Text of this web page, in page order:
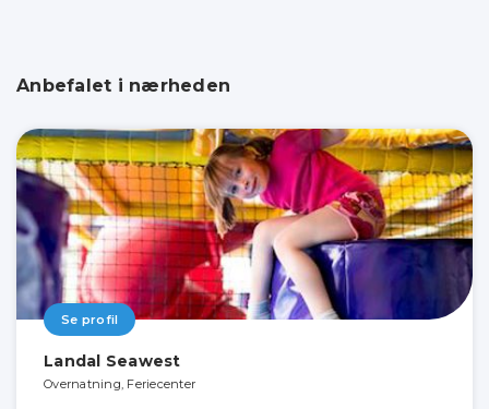
Anbefalet i nærheden
Se profil
Landal Seawest
Overnatning, Feriecenter